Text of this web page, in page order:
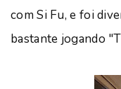
com Si Fu, e foi
bastante jogando